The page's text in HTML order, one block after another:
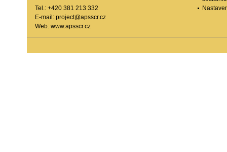
Tel.: +420 381 213 332
E-mail: project@apsscr.cz
Web: www.apsscr.cz